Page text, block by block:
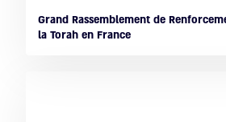
Grand Rassemblement de
la Torah en France